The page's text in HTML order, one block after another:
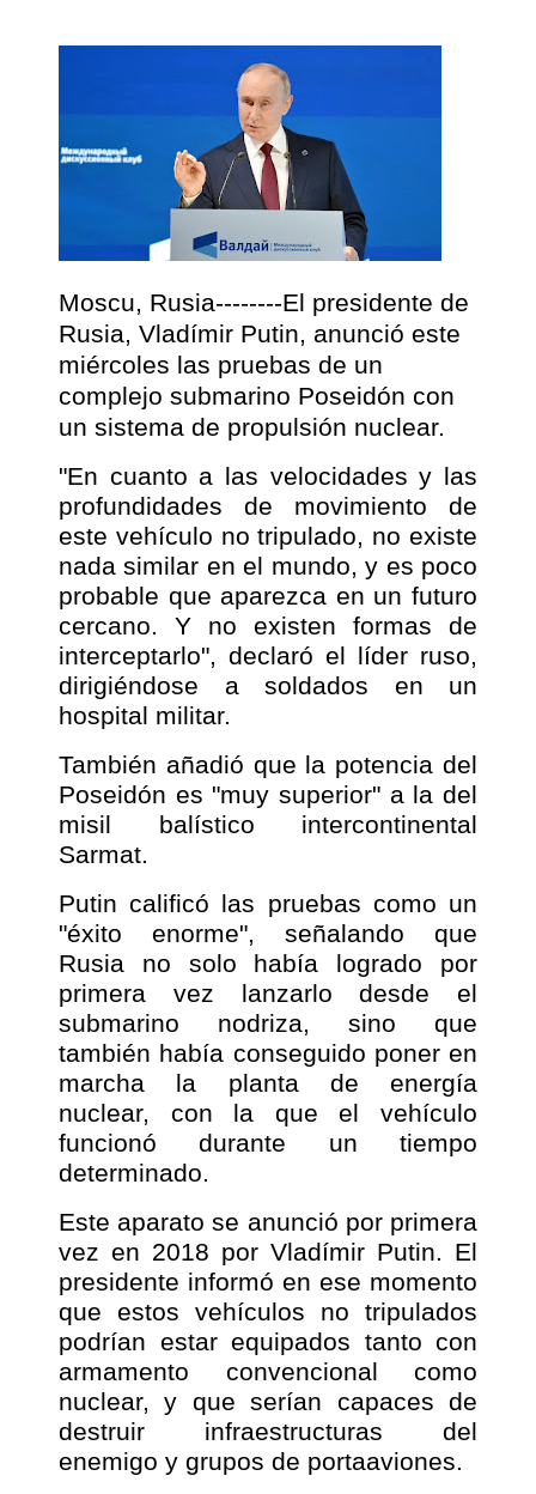
Moscu, Rusia--------El presidente de
Rusia, Vladímir Putin, anunció este
miércoles las pruebas de un
complejo submarino Poseidón con
un sistema de propulsión nuclear.
"En cuanto a las velocidades y las
profundidades de movimiento de
este vehículo no tripulado, no existe
nada similar en el mundo, y es poco
probable que aparezca en un futuro
cercano. Y no existen formas de
interceptarlo", declaró el líder ruso,
dirigiéndose a soldados en un
hospital militar.
También añadió que la potencia del
Poseidón es "muy superior" a la del
misil balístico intercontinental
Sarmat.
Putin calificó las pruebas como un
"éxito enorme", señalando que
Rusia no solo había logrado por
primera vez lanzarlo desde el
submarino nodriza, sino que
también había conseguido poner en
marcha la planta de energía
nuclear, con la que el vehículo
funcionó durante un tiempo
determinado.
Este aparato se anunció por primera
vez en 2018 por Vladímir Putin. El
presidente informó en ese momento
que estos vehículos no tripulados
podrían estar equipados tanto con
armamento convencional como
nuclear, y que serían capaces de
destruir infraestructuras del
enemigo y grupos de portaaviones.